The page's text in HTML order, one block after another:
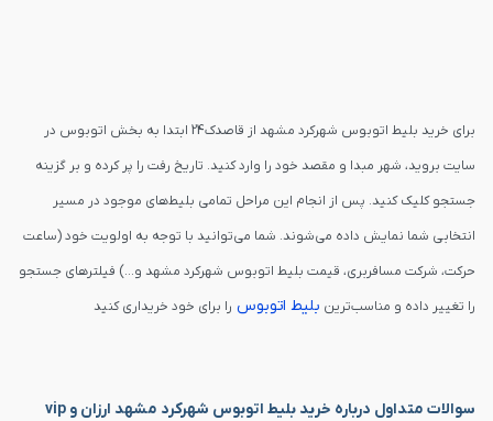
برای خرید بلیط اتوبوس شهرکرد مشهد از قاصدک24 ابتدا به بخش اتوبوس در
سایت بروید، شهر مبدا و مقصد خود را وارد کنید. تاریخ رفت را پر کرده و بر گزینه
جستجو کلیک کنید. پس از انجام این مراحل تمامی بلیط‌های موجود در مسیر
انتخابی شما نمایش داده می‌شوند. شما می‌توانید با توجه به اولویت خود (ساعت
حرکت، شرکت مسافربری، قیمت بلیط اتوبوس شهرکرد مشهد و...) فیلترهای جستجو
را تغییر داده و مناسب‌ترین بلیط اتوبوس را برای خود خریداری کنید
سوالات متداول درباره خرید بلیط اتوبوس شهرکرد مشهد ارزان و vip